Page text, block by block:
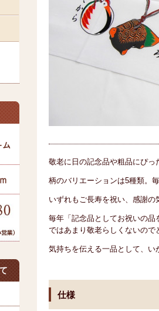
敬老に日の記念品や粗品にぴ
柄のバリエーションは5種類。
いずれもご長寿を祝い、感謝
毎年「記念品としてお祝いの
ではあまり敬老らしくないの
気持ちを伝える一品として、い
仕様